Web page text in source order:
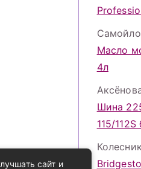
Масло
4л
Шина
115/112S
сайт и